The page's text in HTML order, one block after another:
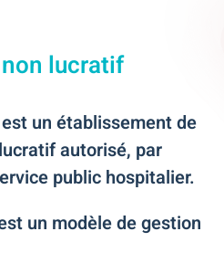
lucratif
un établissement de
autorisé, par
public hospitalier.
un modèle de gestion